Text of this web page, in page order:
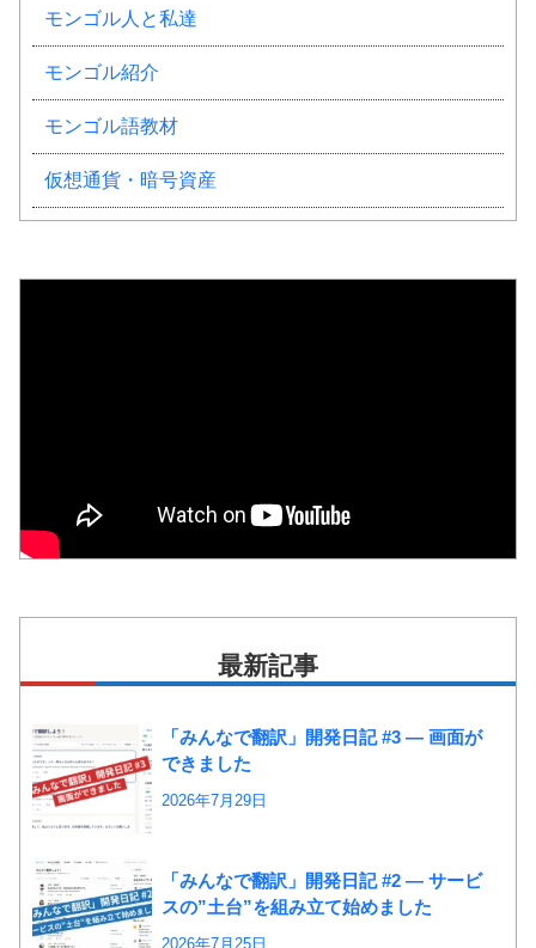
モンゴル人と私達
モンゴル紹介
モンゴル語教材
仮想通貨・暗号資産
最新記事
「みんなで翻訳」開発日記 #3 ― 画面が
できました
2026年7月29日
「みんなで翻訳」開発日記 #2 ― サービ
スの”土台”を組み立て始めました
2026年7月25日